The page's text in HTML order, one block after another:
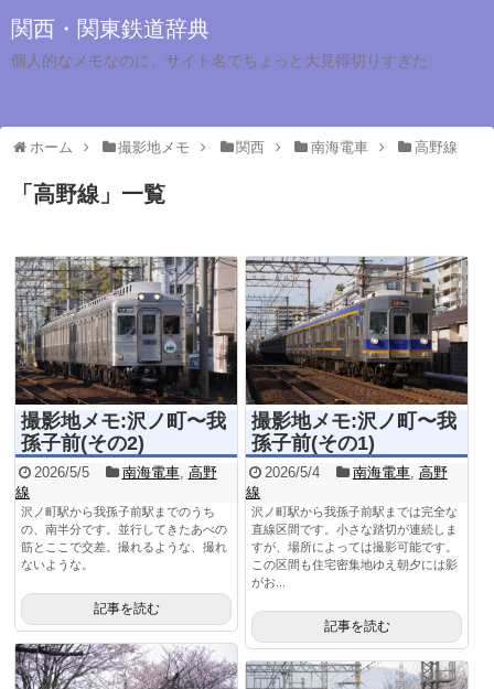
関西・関東鉄道辞典
個人的なメモなのに、サイト名でちょっと大見得切りすぎた
ホーム 撮影地メモ 関西 南海電車 高野線
「 高野線 」 一覧
撮影地メモ:沢ノ町〜我
孫子前(その2)
2026/5/5 南海電車, 高野
線
沢ノ町駅から我孫子前駅までのうち
の、南半分です。並行してきたあべの
筋とここで交差。撮れるような、撮れ
ないような。
記事を読む
撮影地メモ:沢ノ町〜我
孫子前(その1)
2026/5/4 南海電車, 高野
線
沢ノ町駅から我孫子前駅までは完全な
直線区間です。小さな踏切が連続しま
すが、場所によっては撮影可能です。
この区間も住宅密集地ゆえ朝夕には影
がお...
記事を読む